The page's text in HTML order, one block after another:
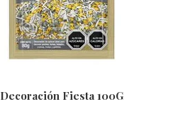
Decoración Fiesta 100G